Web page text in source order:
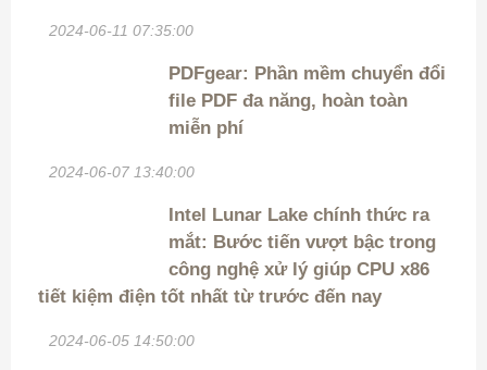
2024-06-11 07:35:00
PDFgear: Phần mềm chuyển đổi
file PDF đa năng, hoàn toàn
miễn phí
2024-06-07 13:40:00
Intel Lunar Lake chính thức ra
mắt: Bước tiến vượt bậc trong
công nghệ xử lý giúp CPU x86
tiết kiệm điện tốt nhất từ trước đến nay
2024-06-05 14:50:00